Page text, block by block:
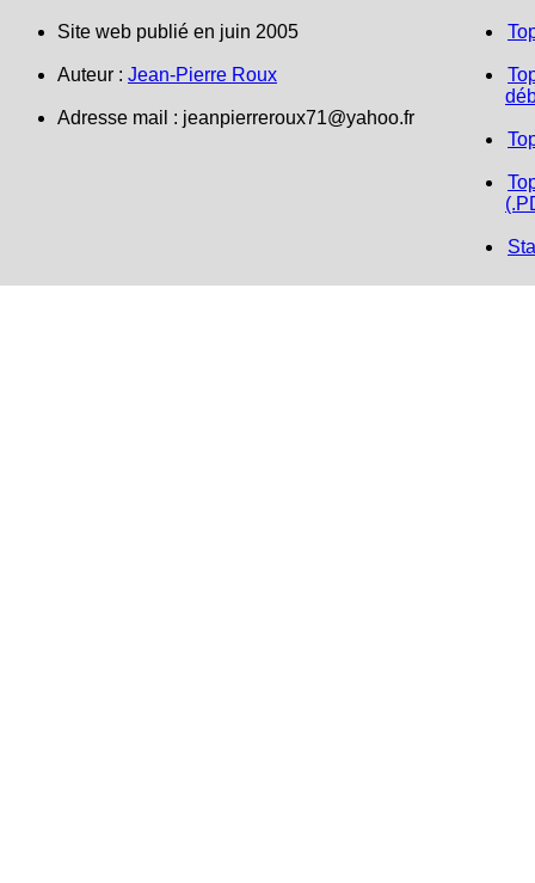
Site web publié en juin 2005
Auteur : Jean-Pierre Roux
Adresse mail : jeanpierreroux71@yahoo.fr